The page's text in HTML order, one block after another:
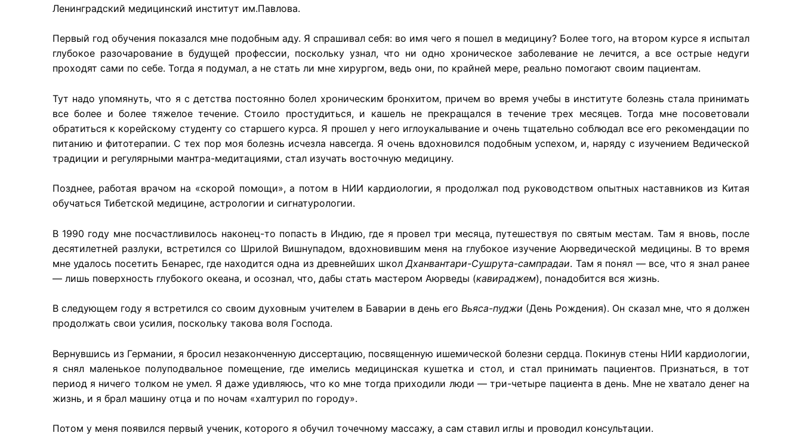
Ленинградский медицинский институт им.Павлова.
Первый год обучения показался мне подобным аду. Я спрашивал себя: во имя чего я пошел в медицину? Более того, на втором курсе я испытал
глубокое разочарование в будущей профессии, поскольку узнал, что ни одно хроническое заболевание не лечится, а все острые недуги
проходят сами по себе. Тогда я подумал, а не стать ли мне хирургом, ведь они, по крайней мере, реально помогают своим пациентам.
Тут надо упомянуть, что я с детства постоянно болел хроническим бронхитом, причем во время учебы в институте болезнь стала принимать
все более и более тяжелое течение. Стоило простудиться, и кашель не прекращался в течение трех месяцев. Тогда мне посоветовали
обратиться к корейскому студенту со старшего курса. Я прошел у него иглоукалывание и очень тщательно соблюдал все его рекомендации по
питанию и фитотерапии. С тех пор моя болезнь исчезла навсегда. Я очень вдохновился подобным успехом, и, наряду с изучением Ведической
традиции и регулярными мантра-медитациями, стал изучать восточную медицину.
Позднее, работая врачом на «скорой помощи», а потом в НИИ кардиологии, я продолжал под руководством опытных наставников из Китая
обучаться Тибетской медицине, астрологии и сигнатурологии.
В 1990 году мне посчастливилось наконец-то попасть в Индию, где я провел три месяца, путешествуя по святым местам. Там я вновь, после
десятилетней разлуки, встретился со Шрилой Вишнупадом, вдохновившим меня на глубокое изучение Аюрведической медицины. В то время
мне удалось посетить Бенарес, где находится одна из древнейших школДханвантари-Сушрута-сампрадаи. Там я понял — все, что я знал ранее
— лишь поверхность глубокого океана, и осознал, что, дабы стать мастером Аюрведы (кавираджем), понадобится вся жизнь.
В следующем году я встретился со своим духовным учителем в Баварии в день егоВьяса-пуджи (День Рождения). Он сказал мне, что я должен
продолжать свои усилия, поскольку такова воля Господа.
Вернувшись из Германии, я бросил незаконченную диссертацию, посвященную ишемической болезни сердца. Покинув стены НИИ кардиологии,
я снял маленькое полуподвальное помещение, где имелись медицинская кушетка и стол, и стал принимать пациентов. Признаться, в тот
период я ничего толком не умел. Я даже удивляюсь, что ко мне тогда приходили люди — три-четыре пациента в день. Мне не хватало денег на
жизнь, и я брал машину отца и по ночам «халтурил по городу».
Потом у меня появился первый ученик, которого я обучил точечному массажу, а сам ставил иглы и проводил консультации.